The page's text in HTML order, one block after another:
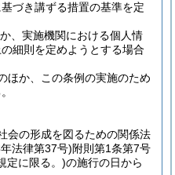
づき講ずる措置の基準を定
、実施機関における個人情
細則を定めようとする場合
ほか、この条例の実施のため
会の形成を図るための関係法
法律第37号)附則第1条第7号
定に限る。)の施行の日から